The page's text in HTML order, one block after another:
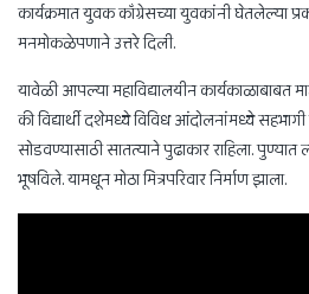
कार्यक्रमात युवक काँग्रेसच्या युवकांनी घेतलेल्या
मनमोकळेपणाने उत्तरे दिली.
यावेळी आपल्या महाविद्यालयीन कार्यकाळाबाबत
की विद्यार्थी दशेमध्ये विविध आंदोलनांमध्ये सहभागी
सोडवण्यासाठी सातत्याने पुढाकार राहिला.
भूषविले. यामधून मोठा मित्रपरिवार निर्माण झाला.